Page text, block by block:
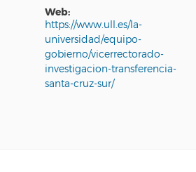
web:
https://www.ull.es/la-
universidad/equipo-
gobierno/vicerrectorado-
investigacion-transferencia-
santa-cruz-sur/